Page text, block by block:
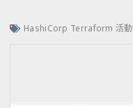
HashiCorp Terraform 活動